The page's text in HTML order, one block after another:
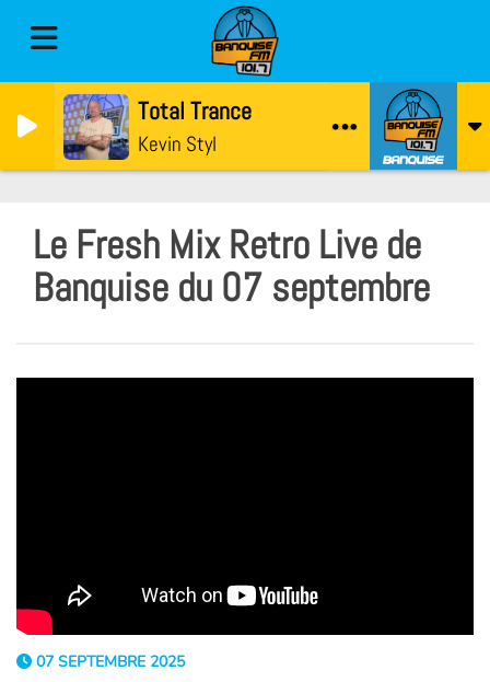
Total Trance
Kevin Styl
Le Fresh Mix Retro Live de
Banquise du 07 septembre
07 SEPTEMBRE 2025